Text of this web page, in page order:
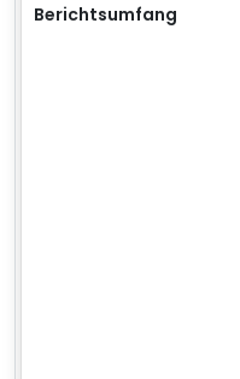
Berichtsumfang